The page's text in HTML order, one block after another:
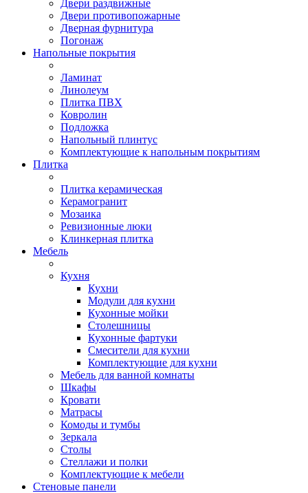
Двери раздвижные
Двери противопожарные
Дверная фурнитура
Погонаж
Напольные покрытия
Ламинат
Линолеум
Плитка ПВХ
Ковролин
Подложка
Напольный плинтус
Комплектующие к напольным покрытиям
Плитка
Плитка керамическая
Керамогранит
Мозаика
Ревизионные люки
Клинкерная плитка
Мебель
Кухня
Кухни
Модули для кухни
Кухонные мойки
Столешницы
Кухонные фартуки
Смесители для кухни
Комплектующие для кухни
Мебель для ванной комнаты
Шкафы
Кровати
Матрасы
Комоды и тумбы
Зеркала
Столы
Стеллажи и полки
Комплектующие к мебели
Стеновые панели